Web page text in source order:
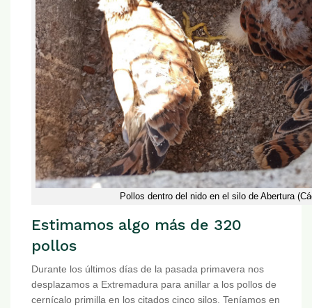
Pollos dentro del nido en el silo de Abertura
Estimamos algo más de 320
pollos
Durante los últimos días de la pasada primavera nos
desplazamos a Extremadura para anillar a los pollos de
cernícalo primilla en los citados cinco silos. Teníamos en